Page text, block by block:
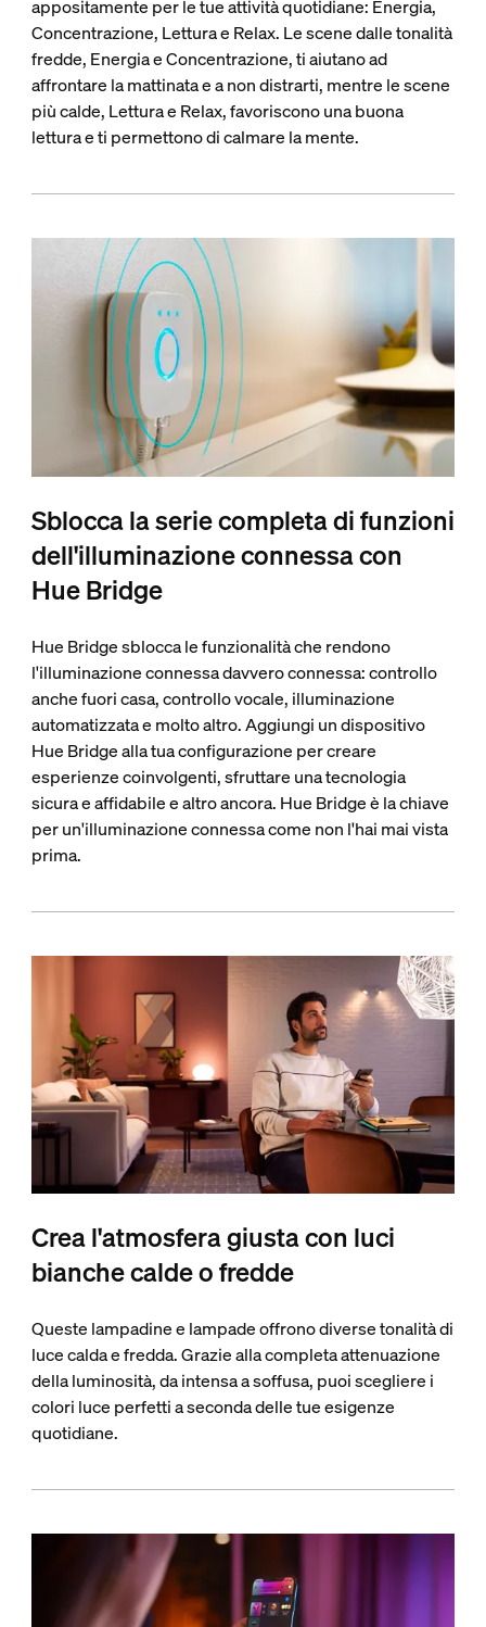
appositamente per le tue attività quotidiane: Energia,
Concentrazione, Lettura e Relax. Le scene dalle tonalità
fredde, Energia e Concentrazione, ti aiutano ad
affrontare la mattinata e a non distrarti, mentre le scene
più calde, Lettura e Relax, favoriscono una buona
lettura e ti permettono di calmare la mente.
Sblocca la serie completa di funzioni
dell'illuminazione connessa con
Hue Bridge
Hue Bridge sblocca le funzionalità che rendono
l'illuminazione connessa davvero connessa: controllo
anche fuori casa, controllo vocale, illuminazione
automatizzata e molto altro. Aggiungi un dispositivo
Hue Bridge alla tua configurazione per creare
esperienze coinvolgenti, sfruttare una tecnologia
sicura e affidabile e altro ancora. Hue Bridge è la chiave
per un'illuminazione connessa come non l'hai mai vista
prima.
Crea l'atmosfera giusta con luci
bianche calde o fredde
Queste lampadine e lampade offrono diverse tonalità di
luce calda e fredda. Grazie alla completa attenuazione
della luminosità, da intensa a soffusa, puoi scegliere i
colori luce perfetti a seconda delle tue esigenze
quotidiane.